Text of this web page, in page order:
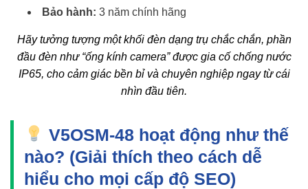
Bảo hành: 3 năm chính hãng
Hãy tưởng tượng một khối đèn dạng trụ chắc chắn, phần
đầu đèn như “ống kính camera” được gia cố chống nước
IP65, cho cảm giác bền bỉ và chuyên nghiệp ngay từ cái
nhìn đầu tiên.
V5OSM-48 hoạt động như thế
nào? (Giải thích theo cách dễ
hiểu cho mọi cấp độ SEO)